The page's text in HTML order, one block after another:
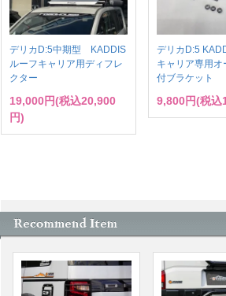
デリカD:5中期型 KADDIS
ルーフキャリア用ディフレ
クター
19,000円(税込20,900
円)
デリカD:5
キャリア専用オ
付ブラケット
9,800円(税込